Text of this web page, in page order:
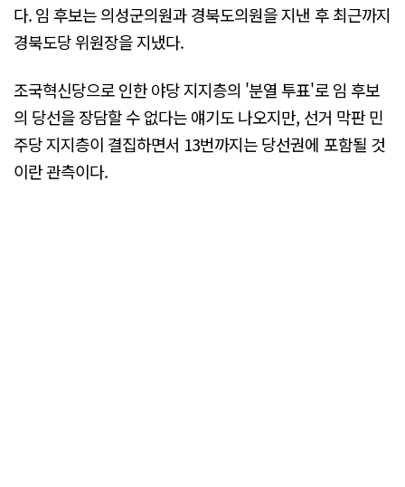
다. 임 후보는 의성군의원과 경북도의원을 지낸 후 최근까지
경북도당 위원장을 지냈다.
조국혁신당으로 인한 야당 지지층의 '분열 투표'로 임 후보
의 당선을 장담할 수 없다는 얘기도 나오지만, 선거 막판 민
주당 지지층이 결집하면서 13번까지는 당선권에 포함될 것
이란 관측이다.